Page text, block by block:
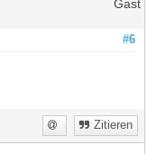
Gast
#6
Zitieren